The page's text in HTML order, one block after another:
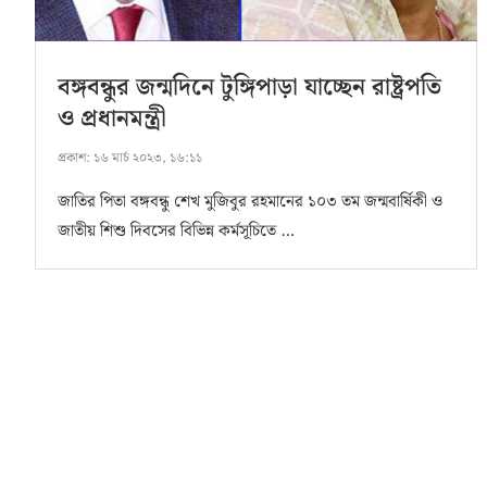
বঙ্গবন্ধুর জন্মদিনে টুঙ্গিপাড়া যাচ্ছেন রাষ্ট্রপতি
ও প্রধানমন্ত্রী
প্রকাশ: ১৬ মার্চ ২০২৩, ১৬:১১
জাতির পিতা বঙ্গবন্ধু শেখ মুজিবুর রহমানের ১০৩ তম জন্মবার্ষিকী ও
জাতীয় শিশু দিবসের বিভিন্ন কর্মসূচিতে …